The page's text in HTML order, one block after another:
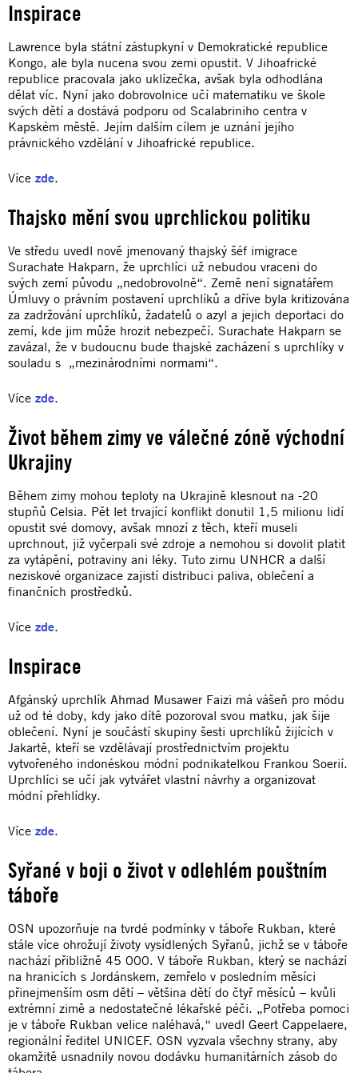
Inspirace
Lawrence byla státní zástupkyní v Demokratické republice
Kongo, ale byla nucena svou zemi opustit. V Jihoafrické
republice pracovala jako uklízečka, avšak byla odhodlána
dělat víc. Nyní jako dobrovolnice učí matematiku ve škole
svých dětí a dostává podporu od Scalabriniho centra v
Kapském městě. Jejím dalším cílem je uznání jejího
právnického vzdělání v Jihoafrické republice.
Více zde.
Thajsko mění svou uprchlickou politiku
Ve středu uvedl nově jmenovaný thajský šéf imigrace
Surachate Hakparn, že uprchlíci už nebudou vraceni do
svých zemí původu „nedobrovolně“. Země není signatářem
Úmluvy o právním postavení uprchlíků a dříve byla kritizována
za zadržování uprchlíků, žadatelů o azyl a jejich deportaci do
zemí, kde jim může hrozit nebezpečí. Surachate Hakparn se
zavázal, že v budoucnu bude thajské zacházení s uprchlíky v
souladu s „mezinárodními normami“.
Více zde.
Život během zimy ve válečné zóně východní
Ukrajiny
Během zimy mohou teploty na Ukrajině klesnout na -20
stupňů Celsia. Pět let trvající konflikt donutil 1,5 milionu lidí
opustit své domovy, avšak mnozí z těch, kteří museli
uprchnout, již vyčerpali své zdroje a nemohou si dovolit platit
za vytápění, potraviny ani léky. Tuto zimu UNHCR a další
neziskové organizace zajistí distribuci paliva, oblečení a
finančních prostředků.
Více zde.
Inspirace
Afgánský uprchlík Ahmad Musawer Faizi má vášeň pro módu
už od té doby, kdy jako dítě pozoroval svou matku, jak šije
oblečení. Nyní je součástí skupiny šesti uprchlíků žijících v
Jakartě, kteří se vzdělávají prostřednictvím projektu
vytvořeného indonéskou módní podnikatelkou Frankou Soerií.
Uprchlíci se učí jak vytvářet vlastní návrhy a organizovat
módní přehlídky.
Více zde.
Syřané v boji o život v odlehlém pouštním
táboře
OSN upozorňuje na tvrdé podmínky v táboře Rukban, které
stále více ohrožují životy vysídlených Syřanů, jichž se v táboře
nachází přibližně 45 000. V táboře Rukban, který se nachází
na hranicích s Jordánskem, zemřelo v posledním měsíci
přinejmenším osm dětí – většina dětí do čtyř měsíců – kvůli
extrémní zimě a nedostatečné lékařské péči. „Potřeba pomoci
je v táboře Rukban velice naléhavá,“ uvedl Geert Cappelaere,
regionální ředitel UNICEF. OSN vyzvala všechny strany, aby
okamžitě usnadnily novou dodávku humanitárních zásob do